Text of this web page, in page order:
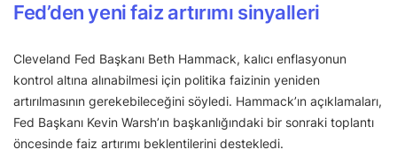
Fed’den yeni faiz artırımı sinyalleri
Cleveland Fed Başkanı Beth Hammack, kalıcı enflasyonun
kontrol altına alınabilmesi için politika faizinin yeniden
artırılmasının gerekebileceğini söyledi. Hammack’ın açıklamaları,
Fed Başkanı Kevin Warsh’ın başkanlığındaki bir sonraki toplantı
öncesinde faiz artırımı beklentilerini destekledi.